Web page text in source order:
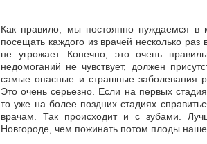
Как правило, мы постоянно нуждаемся в
посещать каждого из врачей несколько
не угрожает. Конечно, это очень
недомоганий не чувствует, должен
самые опасные и страшные заболевания
Это очень серьезно. Если на первых
то уже на более поздних стадиях
врачам. Так происходит и с зубами.
Новгороде, чем пожинать потом плоды